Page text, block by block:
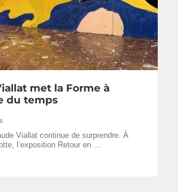
met la Forme à
du temps
Viallat continue de surprendre. À
l’exposition Retour en …